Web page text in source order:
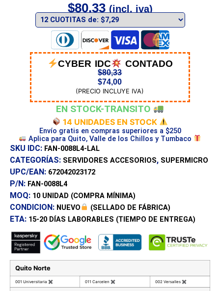
$80,33 (incl. iva)
CYBER IDC CONTADO
$80,33
$74,00
(PRECIO INCLUYE IVA)
EN STOCK-TRANSITO
14 UNIDADES EN STOCK
Envío gratis en compras superiores a $250
Aplica para Quito, Valle de los Chillos y Tumbaco
SKU IDC: FAN-0088L4-LAL
CATEGORÍAS: SERVIDORES ACCESORIOS, SUPERMICRO
UPC/EAN: 672042023172
P/N: FAN-0088L4
MOQ: 10 UNIDAD (COMPRA MÍNIMA)
CONDICION: NUEVO (SELLADO DE FÁBRICA)
ETA: 15-20 DÍAS LABORABLES (TIEMPO DE ENTREGA)
Quito Norte
001 Universitaria ✖ 011 Carcelen ✖ 002 Versalles ✖